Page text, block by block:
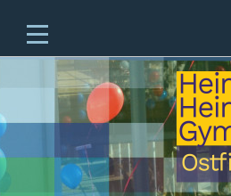
Unsere Schule
Unterricht & Angebote
Zukünftige Fünftklässler
offene Ganztagesschule